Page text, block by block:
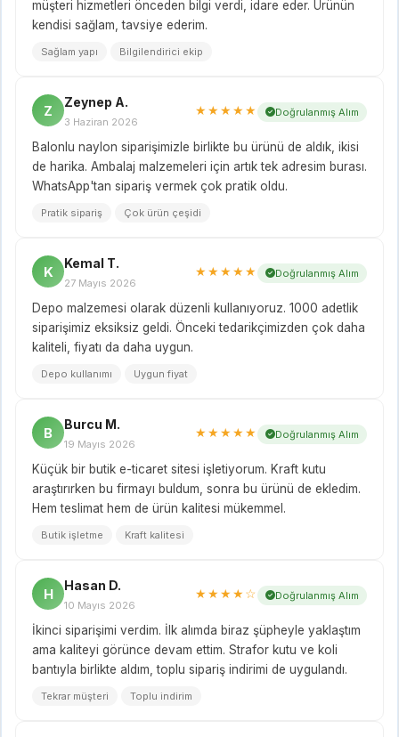
müşteri hizmetleri önceden bilgi verdi, idare eder. Ürünün
kendisi sağlam, tavsiye ederim.
Sağlam yapı Bilgilendirici ekip
Z
Zeynep A.
3 Haziran 2026
★★★★★ Doğrulanmış Alım
Balonlu naylon siparişimizle birlikte bu ürünü de aldık, ikisi
de harika. Ambalaj malzemeleri için artık tek adresim burası.
WhatsApp'tan sipariş vermek çok pratik oldu.
Pratik sipariş Çok ürün çeşidi
K
Kemal T.
27 Mayıs 2026
★★★★★ Doğrulanmış Alım
Depo malzemesi olarak düzenli kullanıyoruz. 1000 adetlik
siparişimiz eksiksiz geldi. Önceki tedarikçimizden çok daha
kaliteli, fiyatı da daha uygun.
Depo kullanımı Uygun fiyat
B
Burcu M.
19 Mayıs 2026
★★★★★ Doğrulanmış Alım
Küçük bir butik e-ticaret sitesi işletiyorum. Kraft kutu
araştırırken bu firmayı buldum, sonra bu ürünü de ekledim.
Hem teslimat hem de ürün kalitesi mükemmel.
Butik işletme Kraft kalitesi
H
Hasan D.
10 Mayıs 2026
★★★★☆ Doğrulanmış Alım
İkinci siparişimi verdim. İlk alımda biraz şüpheyle yaklaştım
ama kaliteyi görünce devam ettim. Strafor kutu ve koli
bantıyla birlikte aldım, toplu sipariş indirimi de uygulandı.
Tekrar müşteri Toplu indirim